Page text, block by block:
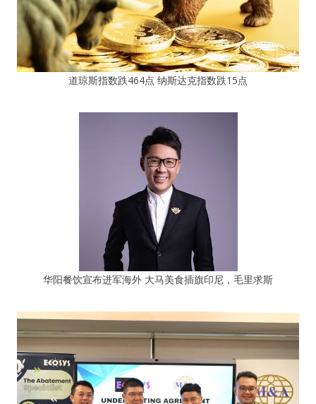
道琼斯指数跌464点 纳斯达克指数跌15点
华阳餐饮宣布进军海外 大马美食插旗印尼，毛里求斯